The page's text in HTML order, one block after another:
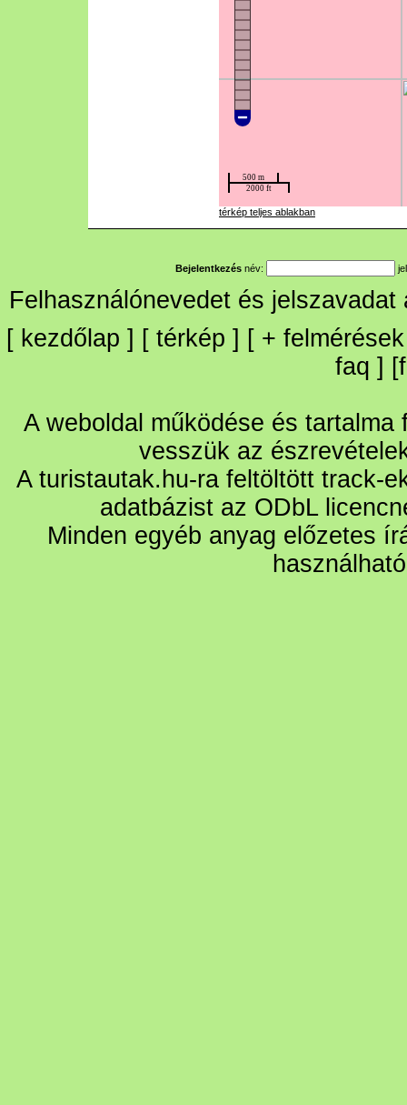
térkép teljes ablakban
Bejelentkezés név:
Felhasználónevedet és
[ kezdőlap ] [ térkép ] [ + felmérések
faq ] [
A weboldal működése és
vesszük az
A turistautak.hu-ra feltöltött track-
adatbázist az ODbL
Minden egyéb anyag előzetes